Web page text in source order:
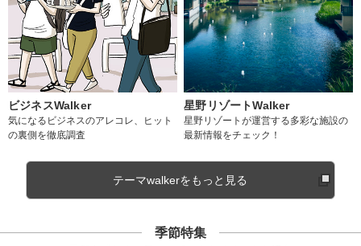
ビジネスWalker
気になるビジネスのアレコレ、ヒット
の裏側を徹底調査
星野リゾートWalker
星野リゾートが運営する多彩な施設の
最新情報をチェック！
テーマwalkerをもっと見る
季節特集